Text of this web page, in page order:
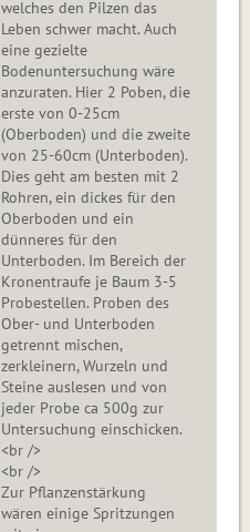
welches den Pilzen das
Leben schwer macht. Auch
eine gezielte
Bodenuntersuchung wäre
anzuraten. Hier 2 Poben, die
erste von 0-25cm
(Oberboden) und die zweite
von 25-60cm (Unterboden).
Dies geht am besten mit 2
Rohren, ein dickes für den
Oberboden und ein
dünneres für den
Unterboden. Im Bereich der
Kronentraufe je Baum 3-5
Probestellen. Proben des
Ober- und Unterboden
getrennt mischen,
zerkleinern, Wurzeln und
Steine auslesen und von
jeder Probe ca 500g zur
Untersuchung einschicken.
<br />
<br />
Zur Pflanzenstärkung
wären einige Spritzungen